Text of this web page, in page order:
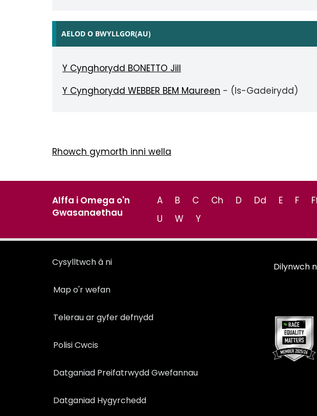
AELOD O BWYLLGOR(AU)
Y Cynghorydd BONETTO Jill
Y Cynghorydd WEBBER BEM Maureen - (Is-Gadeirydd)
Rhowch gymorth inni wella
Alffa i Omega o'n
Gwasanaethau
A B C Ch D Dd E F
U
W Y
Cysylltwch â ni
Map o'r wefan
Telerau ar gyfer defnydd
Polisi Cwcis
Datganiad Preifatrwydd Gwefannau
Datganiad Hygyrchedd
Dilynwch